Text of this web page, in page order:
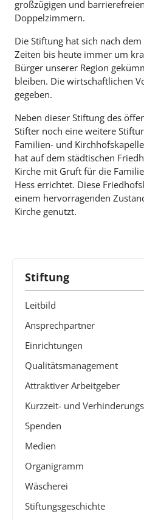
großzügigen und
Doppelzimmern.
Die Stiftung hat sich nach
Zeiten bis heute immer um
Bürger unserer Region
bleiben. Die wirtschaftlichen
gegeben.
Neben dieser Stiftung des
Stifter noch eine weitere
Familien- und
hat auf dem städtischen
Kirche mit Gruft für die
Hess errichtet. Diese
einem hervorragenden
Kirche genutzt.
Stiftung
Leitbild
Ansprechpartner
Einrichtungen
Qualitätsmanagement
Attraktiver Arbeitgeber
Kurzzeit- und
Spenden
Medien
Organigramm
Wäscherei
Stiftungsgeschichte